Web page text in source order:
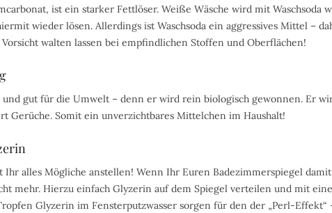
ist ein starker Fettlöser. Weiße Wäsche wird mit Waschsoda
wieder lösen. Allerdings ist Waschsoda ein aggressives Mittel –
walten lassen bei empfindlichen Stoffen und Oberflächen!
und gut für die Umwelt – denn er wird rein biologisch gewonnen. Er
Gerüche. Somit ein unverzichtbares Mittelchen im Haushalt!
alles Mögliche anstellen! Wenn Ihr Euren Badezimmerspiegel
mehr. Hierzu einfach Glyzerin auf dem Spiegel verteilen und mit
Glyzerin im Fensterputzwasser sorgen für den der „Perl-Effekt“